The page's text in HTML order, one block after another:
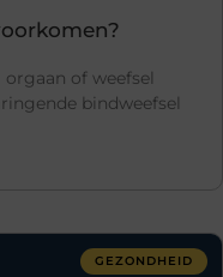
of weefsel
bindweefsel
GEZONDHEID